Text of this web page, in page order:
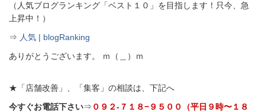
（人気ブログランキング「ベスト１０」を目指します！只今、急
上昇中！）
⇒ 人気 | blogRanking
ありがとうございます。 ｍ（＿）ｍ
★「店舗改善」、「集客」の相談は、下記へ
今すぐお電話下さい⇒ ０９２-７１８−９５００（平日９時〜１８